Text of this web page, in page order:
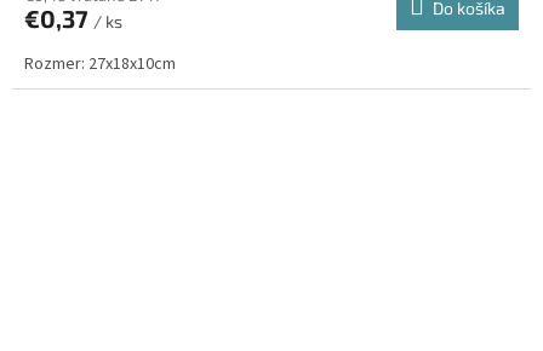
€0,37 / ks
Do košíka
Rozmer: 27x18x10cm